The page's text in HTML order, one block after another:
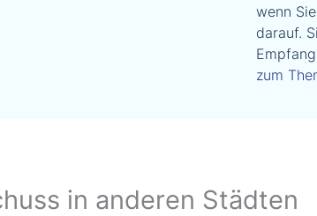
wenn
darauf.
zum
in anderen Städten